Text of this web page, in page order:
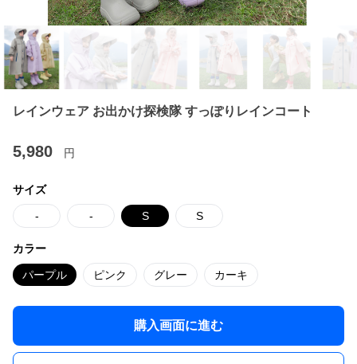
レインウェア お出かけ探検隊 すっぽりレインコート
5,980 円
サイズ
- - S S
カラー
パープル ピンク グレー カーキ
購入画面に進む